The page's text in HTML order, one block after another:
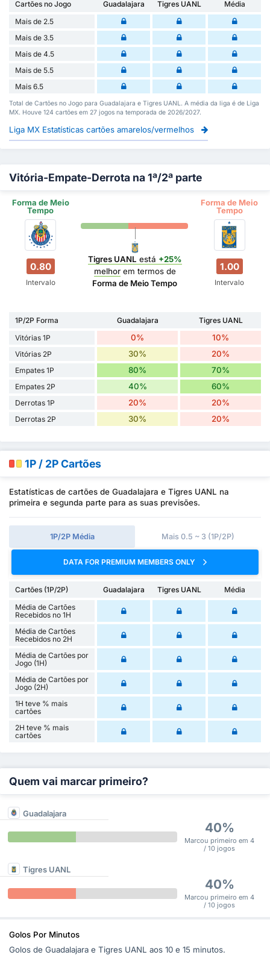
Cartões no Jogo Guadalajara Tigres UANL
Média
Mais de 2.5
Mais de 3.5
Mais de 4.5
Mais de 5.5
Mais 6.5
Total de Cartões no Jogo para Guadalajara e Tigres UANL. A média da liga é de Liga
MX. Houve 124 cartões em 27 jogos na temporada de 2026/2027.
Liga MX Estatísticas cartões amarelos/vermelhos
Vitória-Empate-Derrota na 1ª/2ª parte
Forma de Meio
Tempo
Forma de Meio
Tempo
0.80
Intervalo
Tigres UANL está +25%
melhorem termos de
Forma de Meio Tempo
1.00
Intervalo
1P/2P Forma Guadalajara
Tigres UANL
Vitórias 1P
0% 10%
Vitórias 2P 30% 20%
Empates 1P 80% 70%
Empates 2P 40% 60%
Derrotas 1P 20% 20%
Derrotas 2P 30% 20%
1P / 2P Cartões
Estatísticas de cartões de Guadalajara e Tigres UANL na
primeira e segunda parte para as suas previsões.
1P/2P Média Mais 0.5 ~ 3 (1P/2P)
DATA FOR PREMIUM MEMBERS ONLY
Cartões (1P/2P) Guadalajara Tigres UANL
Média
Média de Cartões
Recebidos no 1H
Média de Cartões
Recebidos no 2H
Média de Cartões por
Jogo (1H)
Média de Cartões por
Jogo (2H)
1H teve % mais
cartões
2H teve % mais
cartões
Quem vai marcar primeiro?
Guadalajara
40%
Marcou primeiro em 4
/ 10 jogos
Tigres UANL
40%
Marcou primeiro em 4
/ 10 jogos
Golos Por Minutos
Golos de Guadalajara e Tigres UANL aos 10 e 15 minutos.